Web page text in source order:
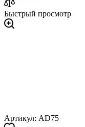
Быстрый просмотр
Артикул: AD75